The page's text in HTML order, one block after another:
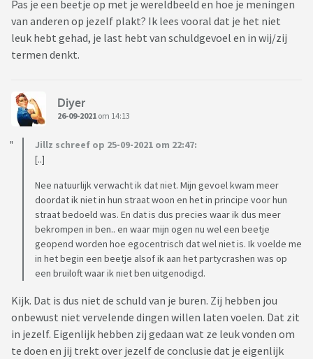
Pas je een beetje op met je wereldbeeld en hoe je meningen
van anderen op jezelf plakt? Ik lees vooral dat je het niet
leuk hebt gehad, je last hebt van schuldgevoel en in wij/zij
termen denkt.
Diyer
26-09-2021 om 14:13
Jillz schreef op 25-09-2021 om 22:47:
[..]
Nee natuurlijk verwacht ik dat niet. Mijn gevoel kwam meer
doordat ik niet in hun straat woon en het in principe voor hun
straat bedoeld was. En dat is dus precies waar ik dus meer
bekrompen in ben.. en waar mijn ogen nu wel een beetje
geopend worden hoe egocentrisch dat wel niet is. Ik voelde me
in het begin een beetje alsof ik aan het partycrashen was op
een bruiloft waar ik niet ben uitgenodigd.
Kijk. Dat is dus niet de schuld van je buren. Zij hebben jou
onbewust niet vervelende dingen willen laten voelen. Dat zit
in jezelf. Eigenlijk hebben zij gedaan wat ze leuk vonden om
te doen en jij trekt over jezelf de conclusie dat je eigenlijk